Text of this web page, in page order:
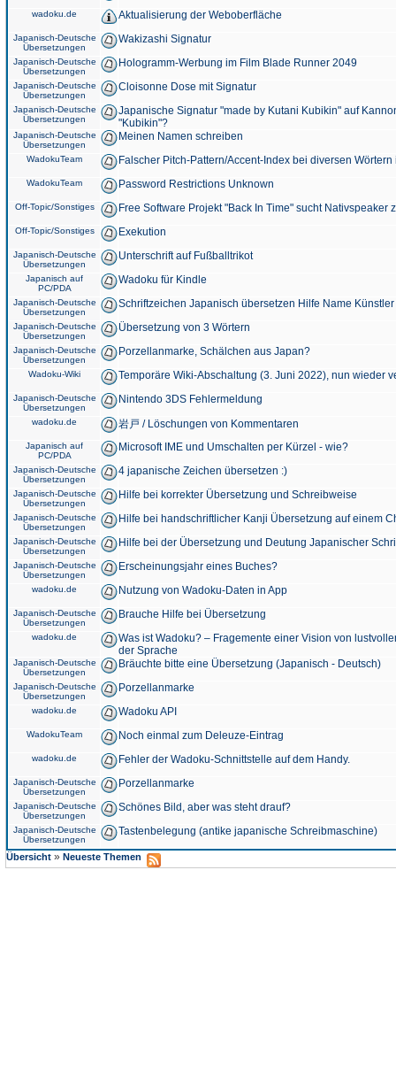
wadoku.de Aktualisierung der Weboberfläche
Japanisch-Deutsche
Übersetzungen
Wakizashi Signatur
Japanisch-Deutsche
Übersetzungen
Hologramm-Werbung im Film Blade Runner 2049
Japanisch-Deutsche
Übersetzungen
Cloisonne Dose mit Signatur
Japanisch-Deutsche
Übersetzungen
Japanische Signatur "made by Kutani Kubikin" auf
"Kubikin"?
Japanisch-Deutsche
Übersetzungen
Meinen Namen schreiben
WadokuTeam Falscher Pitch-Pattern/Accent-Index bei diversen
WadokuTeam Password Restrictions Unknown
Off-Topic/Sonstiges Free Software Projekt "Back In Time" sucht Nativspeaker
Off-Topic/Sonstiges Exekution
Japanisch-Deutsche
Übersetzungen
Unterschrift auf Fußballtrikot
Japanisch auf
PC/PDA
Wadoku für Kindle
Japanisch-Deutsche
Übersetzungen
Schriftzeichen Japanisch übersetzen Hilfe Name
Japanisch-Deutsche
Übersetzungen
Übersetzung von 3 Wörtern
Japanisch-Deutsche
Übersetzungen
Porzellanmarke, Schälchen aus Japan?
Wadoku-Wiki Temporäre Wiki-Abschaltung (3. Juni 2022), nun wieder
Japanisch-Deutsche
Übersetzungen
Nintendo 3DS Fehlermeldung
wadoku.de 岩戸 / Löschungen von Kommentaren
Japanisch auf
PC/PDA
Microsoft IME und Umschalten per Kürzel - wie?
Japanisch-Deutsche
Übersetzungen
4 japanische Zeichen übersetzen :)
Japanisch-Deutsche
Übersetzungen
Hilfe bei korrekter Übersetzung und Schreibweise
Japanisch-Deutsche
Übersetzungen
Hilfe bei handschriftlicher Kanji Übersetzung auf einem
Japanisch-Deutsche
Übersetzungen
Hilfe bei der Übersetzung und Deutung Japanischer
Japanisch-Deutsche
Übersetzungen
Erscheinungsjahr eines Buches?
wadoku.de Nutzung von Wadoku-Daten in App
Japanisch-Deutsche
Übersetzungen
Brauche Hilfe bei Übersetzung
wadoku.de
Was ist Wadoku? – Fragemente einer Vision von
der Sprache
Japanisch-Deutsche
Übersetzungen
Bräuchte bitte eine Übersetzung (Japanisch - Deutsch)
Japanisch-Deutsche
Übersetzungen
Porzellanmarke
wadoku.de Wadoku API
WadokuTeam Noch einmal zum Deleuze-Eintrag
wadoku.de Fehler der Wadoku-Schnittstelle auf dem Handy.
Japanisch-Deutsche
Übersetzungen
Porzellanmarke
Japanisch-Deutsche
Übersetzungen
Schönes Bild, aber was steht drauf?
Japanisch-Deutsche
Übersetzungen
Tastenbelegung (antike japanische Schreibmaschine)
Übersicht » Neueste Themen